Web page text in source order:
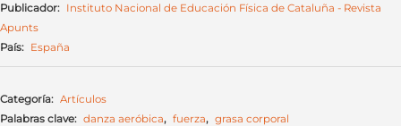
Publicador: Instituto Nacional de Educación Física de Cataluña - Revista
Apunts
País: España
Categoría: Artículos
Palabras clave: danza aeróbica, fuerza, grasa corporal